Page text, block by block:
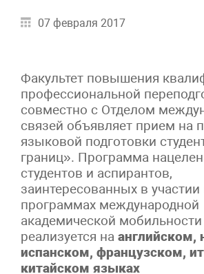
07 февраля 2017
Факультет повышения
профессиональной
совместно с Отделом
связей объявляет прием на
языковой подготовки
границ». Программа
студентов и аспирантов,
заинтересованных в участии
программах международной
академической
реализуется на английском,
испанском, французском,
китайском языках